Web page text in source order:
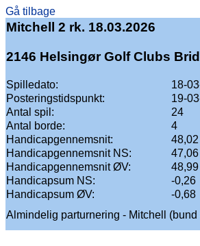
Gå tilbage
Mitchell 2 rk. 18.03.2026
2146 Helsingør Golf Clubs
Spilledato:
18-
Posteringstidspunkt:
19-
Antal spil:
24
Antal borde:
4
Handicapgennemsnit:
48,02
Handicapgennemsnit NS:
47,06
Handicapgennemsnit ØV:
48,99
Handicapsum NS:
-0,26
Handicapsum ØV:
-0,68
Almindelig parturnering - Mitchell (bund